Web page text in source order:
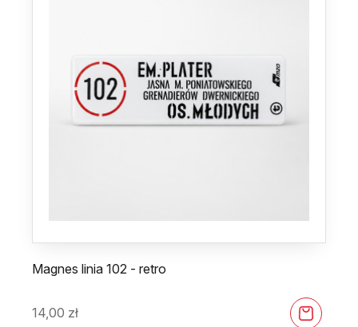
Magnes linia 102 - retro
14,00 zł